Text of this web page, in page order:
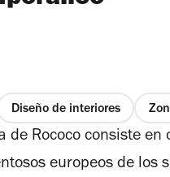
Diseño de interiores
de Rococo consiste
europeos de los